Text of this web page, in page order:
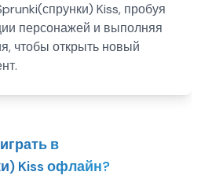
Kiss, пробуя
персонажей и выполняя
чтобы открыть новый
в
Kiss офлайн?